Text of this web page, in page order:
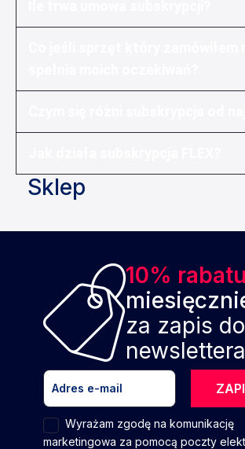
Sklep
10% rabatu
za zapis do
newslettera
Wyrażam zgodę na komunikację
marketingowa za pomocą poczty